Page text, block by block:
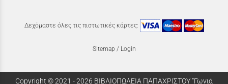
Δεχόμαστε όλες τις πιστωτικές κάρτες:
Sitemap / Login
Copyright © 2021 - 2026 ΒΙΒΛΙΟΠΩΛΕΙΑ ΠΑΠΑΧΡΙΣΤΟΥ “Γωνιά